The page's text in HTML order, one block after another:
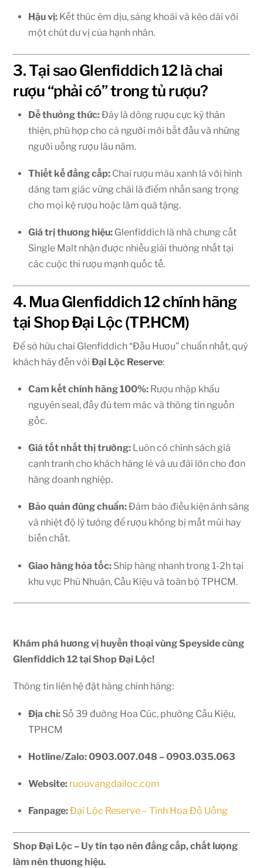
Hậu vị: Kết thúc êm dịu, sảng khoái và kéo dài với
một chút dư vị của hạnh nhân.
3. Tại sao Glenfiddich 12 là chai
rượu “phải có” trong tủ rượu?
Dễ thưởng thức:Đây là dòng rượu cực kỳ thân
thiện, phù hợp cho cả người mới bắt đầu và những
người uống rượu lâu năm.
Thiết kế đẳng cấp: Chai rượu màu xanh lá với hình
dáng tam giác vững chãi là điểm nhấn sang trọng
cho mọi kệ rượu hoặc làm quà tặng.
Giá trị thương hiệu: Glenfiddich là nhà chưng cất
Single Malt nhận được nhiều giải thưởng nhất tại
các cuộc thi rượu mạnh quốc tế.
4. Mua Glenfiddich 12 chính hãng
tại Shop Đại Lộc (TP.HCM)
Để sở hữu chai Glenfiddich “Đầu Hươu” chuẩn nhất, quý
khách hãy đến vớiĐại Lộc Reserve:
Cam kết chính hãng 100%: Rượu nhập khẩu
nguyên seal, đầy đủ tem mác và thông tin nguồn
gốc.
Giá tốt nhất thị trường: Luôn có chính sách giá
cạnh tranh cho khách hàng lẻ và ưu đãi lớn cho đơn
hàng doanh nghiệp.
Bảo quản đúng chuẩn:Đảm bảo điều kiện ánh sáng
và nhiệt độ lý tưởng để rượu không bị mất mùi hay
biến chất.
Giao hàng hỏa tốc: Ship hàng nhanh trong 1-2h tại
khu vực Phú Nhuận, Cầu Kiệu và toàn bộ TPHCM.
Khám phá hương vị huyền thoại vùng Speyside cùng
Glenfiddich 12 tại Shop Đại Lộc!
Thông tin liên hệ đặt hàng chính hãng:
Địa chỉ: Số 39 đường Hoa Cúc, phường Cầu Kiệu,
TPHCM
Hotline/Zalo:0903.007.048 – 0903.035.063
Website: ruouvangdailoc.com
Fanpage:Đại Lộc Reserve – Tinh Hoa Đồ Uống
Shop Đại Lộc – Uy tín tạo nên đẳng cấp, chất lượng
làm nên thương hiệu.